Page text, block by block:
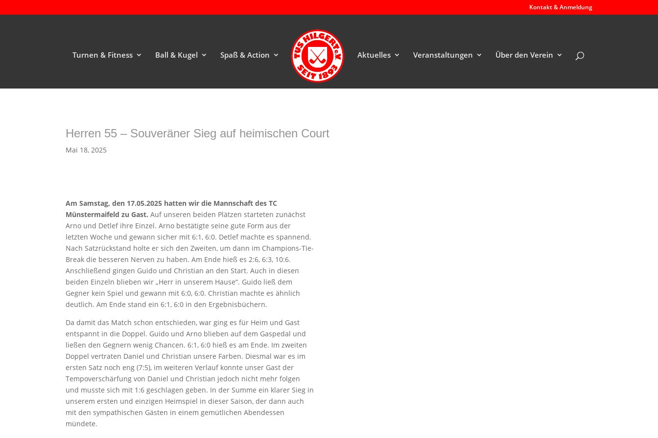
Kontakt & Anmeldung
Turnen & Fitness Ball & Kugel Spaß & Action Aktuelles Veranstaltungen Über den Verein
Herren 55 – Souveräner Sieg auf heimischen Court
Mai 18, 2025
Am Samstag, den 17.05.2025 hatten wir die Mannschaft des TC
Münstermaifeld zu Gast. Auf unseren beiden Plätzen starteten zunächst
Arno und Detlef ihre Einzel. Arno bestätigte seine gute Form aus der
letzten Woche und gewann sicher mit 6:1, 6:0. Detlef machte es spannend.
Nach Satzrückstand holte er sich den Zweiten, um dann im Champions-Tie-
Break die besseren Nerven zu haben. Am Ende hieß es 2:6, 6:3, 10:6.
Anschließend gingen Guido und Christian an den Start. Auch in diesen
beiden Einzeln blieben wir „Herr in unserem Hause“. Guido ließ dem
Gegner kein Spiel und gewann mit 6:0, 6:0. Christian machte es ähnlich
deutlich. Am Ende stand ein 6:1, 6:0 in den Ergebnisbüchern.
Da damit das Match schon entschieden, war ging es für Heim und Gast
entspannt in die Doppel. Guido und Arno blieben auf dem Gaspedal und
ließen den Gegnern wenig Chancen. 6:1, 6:0 hieß es am Ende. Im zweiten
Doppel vertraten Daniel und Christian unsere Farben. Diesmal war es im
ersten Satz noch eng (7:5), im weiteren Verlauf konnte unser Gast der
Tempoverschärfung von Daniel und Christian jedoch nicht mehr folgen
und musste sich mit 1:6 geschlagen geben. In der Summe ein klarer Sieg in
unserem ersten und einzigen Heimspiel in dieser Saison, der dann auch
mit den sympathischen Gästen in einem gemütlichen Abendessen
mündete.